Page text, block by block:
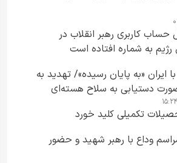
کاربری رهبر انقلاب در
رژیم به شماره افتاده است​
«به پایان رسیده»/ تهدید به
دستیابی به سلاح هسته‌ای
تکمیلی کلید خورد
وداع با رهبر شهید و حضور